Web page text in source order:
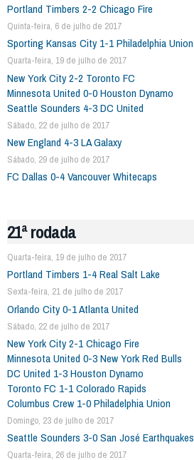
Portland Timbers 2-2 Chicago Fire
Quinta-feira, 6 de julho de 2017
Sporting Kansas City 1-1 Philadelphia Union
Quarta-feira, 19 de julho de 2017
New York City 2-2 Toronto FC
Minnesota United 0-0 Houston Dynamo
Seattle Sounders 4-3 DC United
Sábado, 22 de julho de 2017
New England 4-3 LA Galaxy
Sábado, 29 de julho de 2017
FC Dallas 0-4 Vancouver Whitecaps
21ª rodada
Quarta-feira, 19 de julho de 2017
Portland Timbers 1-4 Real Salt Lake
Sexta-feira, 21 de julho de 2017
Orlando City 0-1 Atlanta United
Sábado, 22 de julho de 2017
New York City 2-1 Chicago Fire
Minnesota United 0-3 New York Red Bulls
DC United 1-3 Houston Dynamo
Toronto FC 1-1 Colorado Rapids
Columbus Crew 1-0 Philadelphia Union
Domingo, 23 de julho de 2017
Seattle Sounders 3-0 San José Earthquakes
Quarta-feira, 26 de julho de 2017